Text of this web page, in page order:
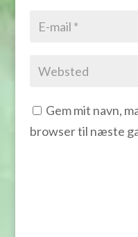
Gem mit navn,
browser til næste